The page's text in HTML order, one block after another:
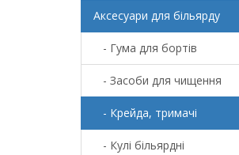
Аксесуари для більярду
- Гума для бортів
- Засоби для чищення
- Крейда, тримачі
- Кулі більярдні